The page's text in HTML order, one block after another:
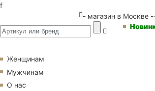
f
- магазин в Москве -
Женщинам
Мужчинам
О нас